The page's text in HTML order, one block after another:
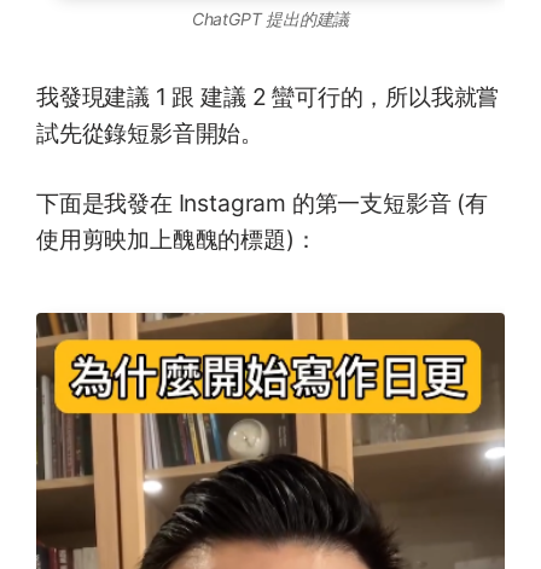
ChatGPT 提出的建議
我發現建議 1 跟 建議 2 蠻可行的，所以我就嘗
試先從錄短影音開始。
下面是我發在 Instagram 的第一支短影音 (有
使用剪映加上醜醜的標題)：